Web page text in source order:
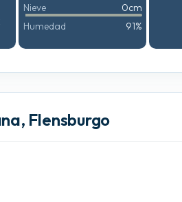
Nieve
0cm
Humedad
91%
Flensburgo